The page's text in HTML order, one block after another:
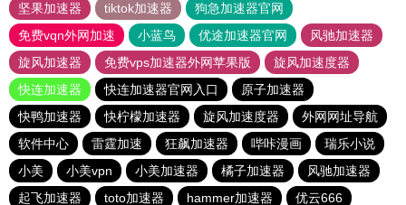
坚果加速器
tiktok加速器
狗急加速器官网
免费vqn外网加速
小蓝鸟 优途加速器官网
风驰加速器
旋风加速器
免费vps加速器外网苹果版
旋风加速度器
快连加速器
快连加速器官网入口
原子加速器
快鸭加速器
快柠檬加速器 旋风加速度器
外网网址导航
软件中心
雷霆加速 狂飙加速器 哔咔漫画
瑞乐小说
小美
小美vpn 小美加速器 橘子加速器
风驰加速器
起飞加速器
toto加速器 hammer加速器 优云666